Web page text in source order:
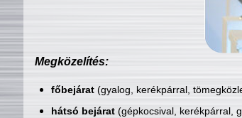
Megközelítés:
főbejárat(gyalog, kerékpárral,
hátsó bejárat(gépkocsival, kerékpárral,